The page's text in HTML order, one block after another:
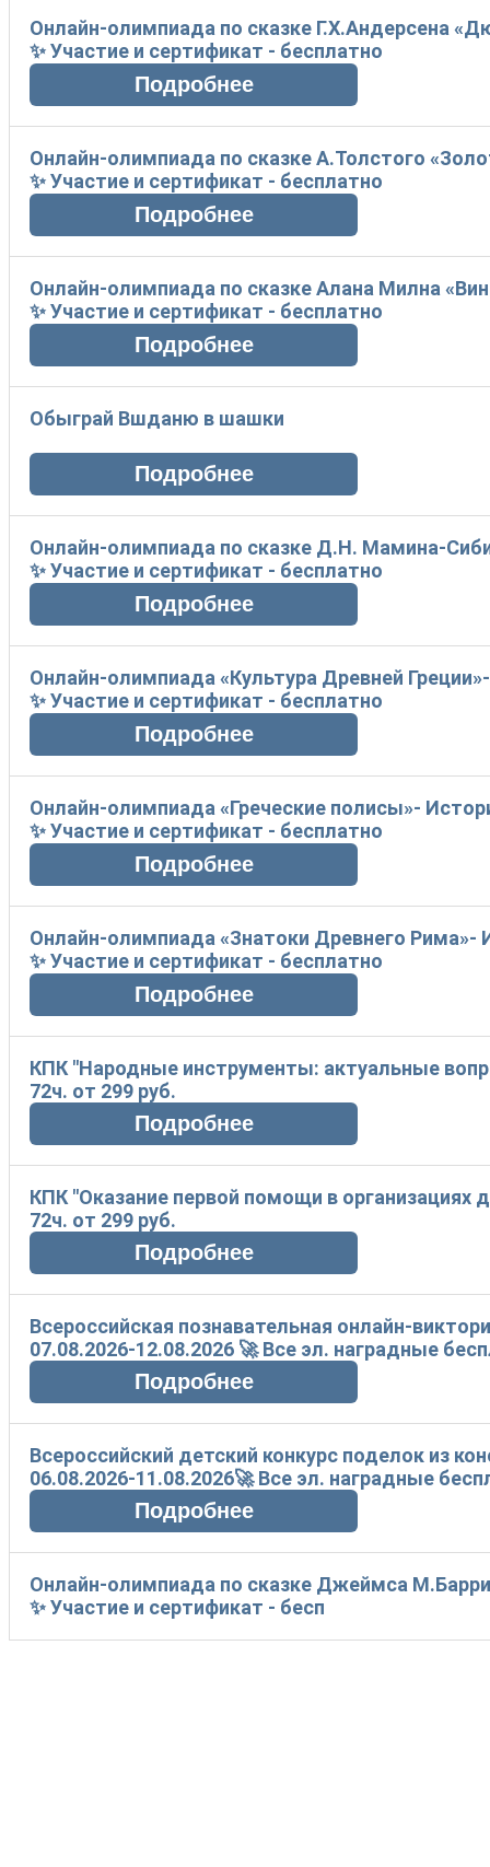
Онлайн-олимпиада по сказке Г.Х.Андерсена
✨ Участие и сертификат - бесплатно
Онлайн-олимпиада по сказке А.Толстого
✨ Участие и сертификат - бесплатно
Онлайн-олимпиада по сказке Алана Милна
✨ Участие и сертификат - бесплатно
Обыграй Вшданю в шашки
Онлайн-олимпиада по сказке Д.Н. Мамина-
✨ Участие и сертификат - бесплатно
Онлайн-олимпиада «Культура Древней
✨ Участие и сертификат - бесплатно
Онлайн-олимпиада «Греческие полисы»-
✨ Участие и сертификат - бесплатно
Онлайн-олимпиада «Знатоки Древнего Рима»-
✨ Участие и сертификат - бесплатно
КПК "Народные инструменты: актуальные
72ч. от 299 руб.
КПК "Оказание первой помощи в организациях
72ч. от 299 руб.
Всероссийская познавательная онлайн-
07.08.2026-12.08.2026 🚀 Все эл. наградные
Всероссийский детский конкурс поделок из
06.08.2026-11.08.2026🚀 Все эл. наградные
Онлайн-олимпиада по сказке Джеймса
✨ Участие и сертификат - бесп